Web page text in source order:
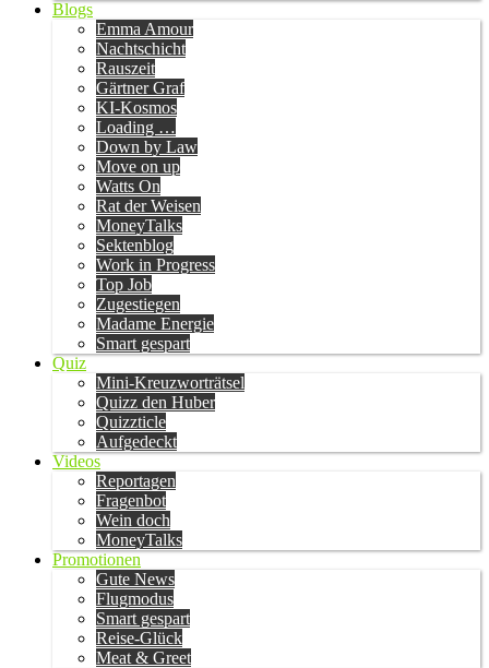
Blogs
Emma Amour
Nachtschicht
Rauszeit
Gärtner Graf
KI-Kosmos
Loading …
Down by Law
Move on up
Watts On
Rat der Weisen
MoneyTalks
Sektenblog
Work in Progress
Top Job
Zugestiegen
Madame Energie
Smart gespart
Quiz
Mini-Kreuzworträtsel
Quizz den Huber
Quizzticle
Aufgedeckt
Videos
Reportagen
Fragenbot
Wein doch
MoneyTalks
Promotionen
Gute News
Flugmodus
Smart gespart
Reise-Glück
Meat & Greet